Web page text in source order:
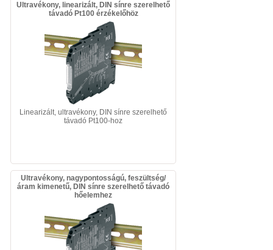
Ultravékony, linearizált, DIN sínre szerelhető
távadó Pt100 érzékelőhöz
Linearizált, ultravékony, DIN sínre szerelhető
távadó Pt100-hoz
Ultravékony, nagypontosságú, feszültség/
áram kimenetű, DIN sínre szerelhető távadó
hőelemhez